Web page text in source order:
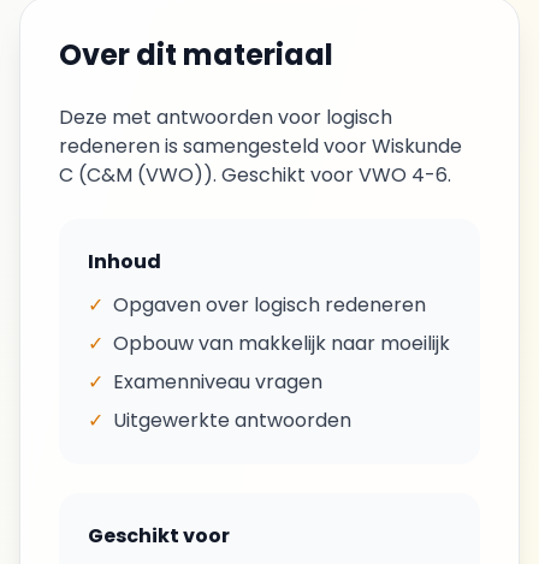
Over dit materiaal
Deze met antwoordenvoor logisch
redenerenis samengesteld voor Wiskunde
C (C&M (VWO)). Geschikt voorVWO 4-6.
Inhoud
✓ Opgaven over logisch redeneren
✓ Opbouw van makkelijk naar moeilijk
✓ Examenniveau vragen
✓ Uitgewerkte antwoorden
Geschikt voor